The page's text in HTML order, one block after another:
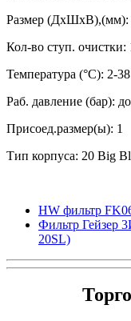
Размер (ДхШхВ),(мм):
Кол-во ступ. очистки:
Температура (°С): 2-38
Раб. давление (бар):
Присоед.размер(ы): 1
Тип корпуса: 20 Big
HW фильтр
Фильтр Гейзер
20SL)